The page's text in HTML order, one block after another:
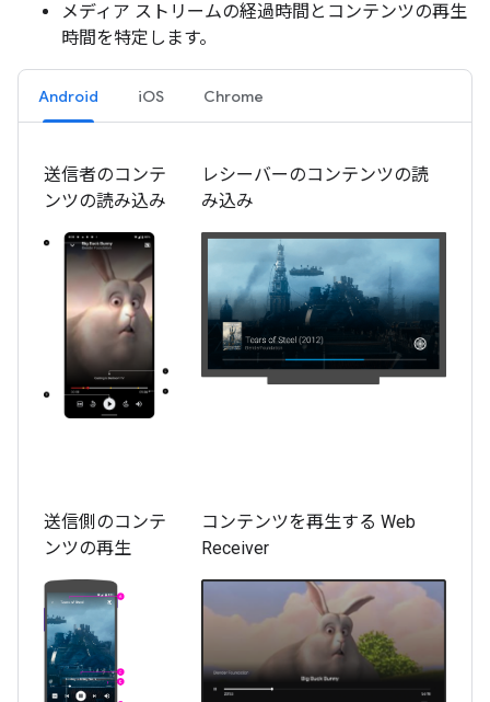
メディア ストリームの経過時間とコンテンツの再生
時間を特定します。
Android iOS Chrome
送信者のコンテ
ンツの読み込み
レシーバーのコンテンツの読
み込み
送信側のコンテ
ンツの再生
コンテンツを再生する Web
Receiver